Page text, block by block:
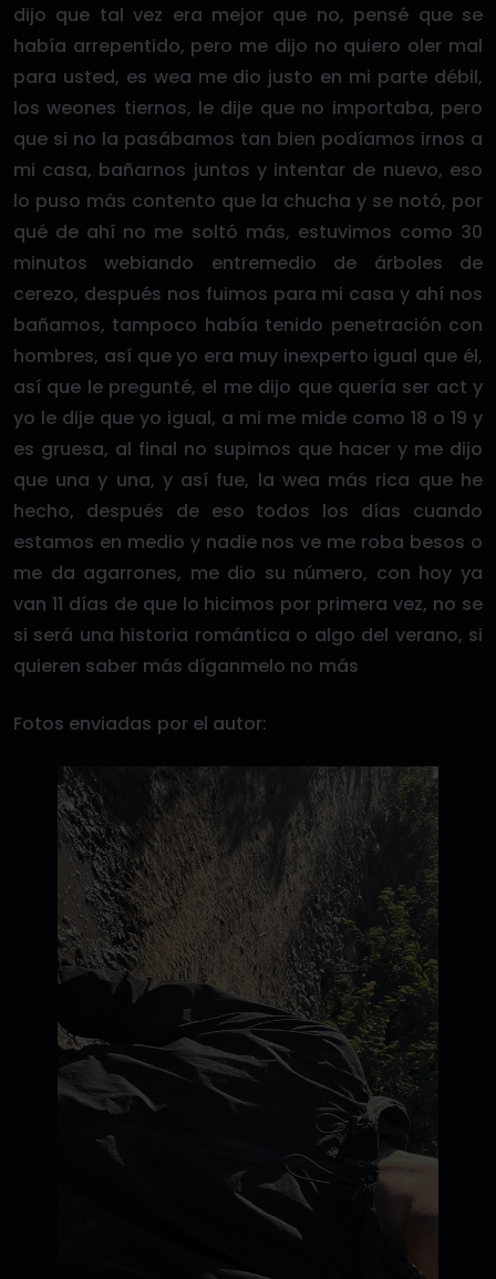
dijo que tal vez era mejor que no, pensé que se
había arrepentido, pero me dijo no quiero oler mal
para usted, es wea me dio justo en mi parte débil,
los weones tiernos, le dije que no importaba, pero
que si no la pasábamos tan bien podíamos irnos a
mi casa, bañarnos juntos y intentar de nuevo, eso
lo puso más contento que la chucha y se notó, por
qué de ahí no me soltó más, estuvimos como 30
minutos webiando entremedio de árboles de
cerezo, después nos fuimos para mi casa y ahí nos
bañamos, tampoco había tenido penetración con
hombres, así que yo era muy inexperto igual que él,
así que le pregunté, el me dijo que quería ser act y
yo le dije que yo igual, a mi me mide como 18 o 19 y
es gruesa, al final no supimos que hacer y me dijo
que una y una, y así fue, la wea más rica que he
hecho, después de eso todos los días cuando
estamos en medio y nadie nos ve me roba besos o
me da agarrones, me dio su número, con hoy ya
van 11 días de que lo hicimos por primera vez, no se
si será una historia romántica o algo del verano, si
quieren saber más díganmelo no más
Fotos enviadas por el autor: